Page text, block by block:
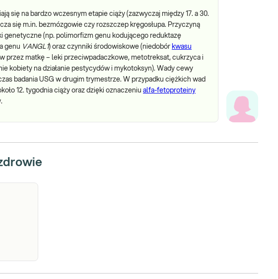
się na bardzo wczesnym etapie ciąży (zazwyczaj między 17. a 30.
się m.in. bezmózgowie czy rozszczep kręgosłupa. Przyczyną
genetyczne (np. polimorfizm genu kodującego reduktazę
genu VANGL1) oraz czynniki środowiskowe (niedobór kwasu
przez matkę – leki przeciwpadaczkowe, metotreksat, cukrzyca i
kobiety na działanie pestycydów i mykotoksyn). Wady cewy
badania USG w drugim trymestrze. W przypadku ciężkich wad
12. tygodnia ciąży oraz dzięki oznaczeniu alfa-fetoproteiny
na